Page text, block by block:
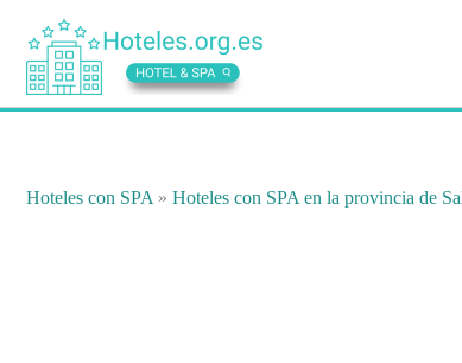
contenido
Hoteles con SPA » Hoteles con SPA en la provincia de